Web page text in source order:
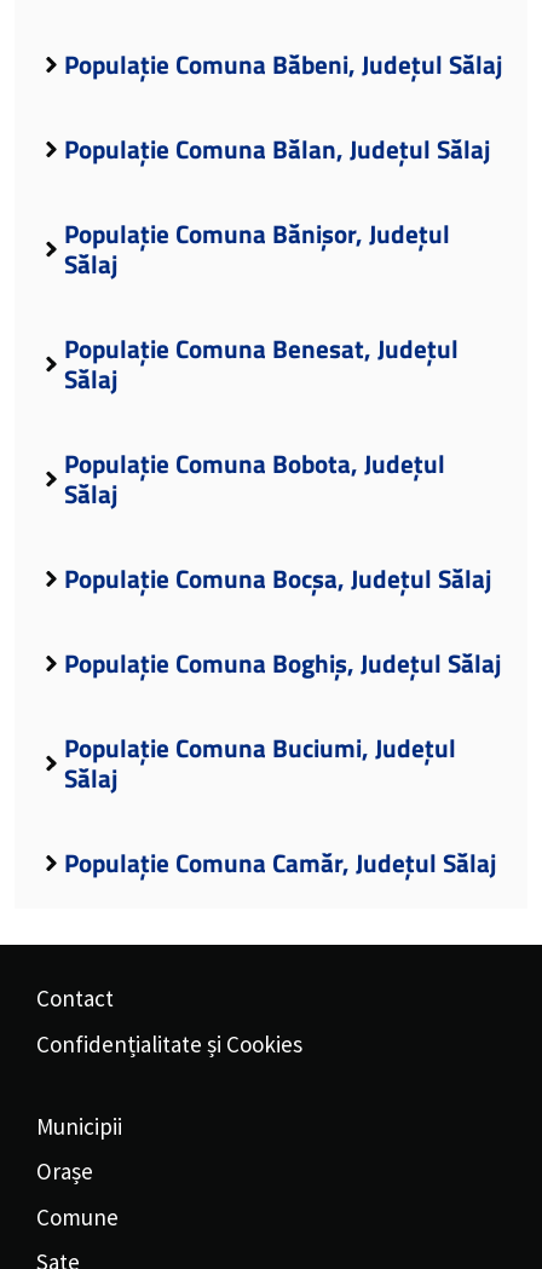
Populație Comuna Băbeni, Județul Sălaj
Populație Comuna Bălan, Județul Sălaj
Populație Comuna Bănișor, Județul
Sălaj
Populație Comuna Benesat, Județul
Sălaj
Populație Comuna Bobota, Județul
Sălaj
Populație Comuna Bocșa, Județul Sălaj
Populație Comuna Boghiș, Județul Sălaj
Populație Comuna Buciumi, Județul
Sălaj
Populație Comuna Camăr, Județul Sălaj
Contact
Confidențialitate și Cookies
Municipii
Orașe
Comune
Sate